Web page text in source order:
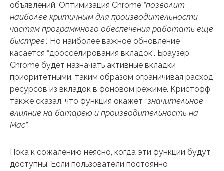
объявлений. Оптимизация Chrome “позволит
наиболее критичным для производительности
частям программного обеспечения работать еще
быстрее”. Но наиболее важное обновление
касается “дросселирования вкладок”. Браузер
Chrome будет назначать активные вкладки
приоритетными, таким образом ограничивая расход
ресурсов из вкладок в фоновом режиме. Кристофф
также сказал, что функция окажет “значительное
влияние на батарею и производительность на
Mac”.
Пока к сожалению неясно, когда эти функции будут
доступны. Если пользователи постоянно